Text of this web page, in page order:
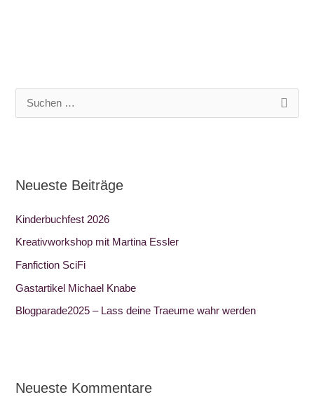
e
a
c
h
:
Neueste Beiträge
Kinderbuchfest 2026
Kreativworkshop mit Martina Essler
Fanfiction SciFi
Gastartikel Michael Knabe
Blogparade2025 – Lass deine Traeume wahr werden
Neueste Kommentare